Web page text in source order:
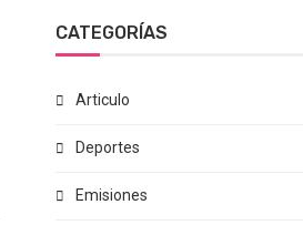
CATEGORÍAS
Articulo
Deportes
Emisiones